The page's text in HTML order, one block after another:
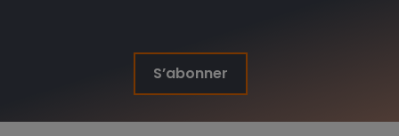
S’abonner